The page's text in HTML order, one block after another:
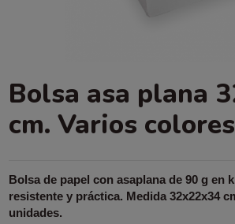
Bolsa asa plana
cm. Varios
Bolsa de papel con asaplana de 90 g en
resistente y práctica. Medida 32x22x34
unidades.